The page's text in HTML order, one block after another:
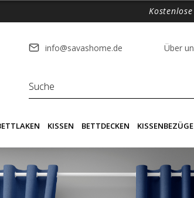
info@savashome.de Über
KISSEN BETTDECKEN KISSENBEZÜGE